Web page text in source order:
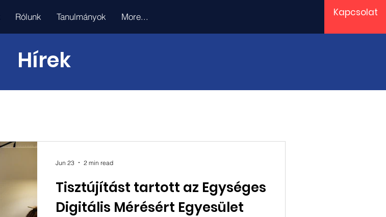
Rólunk Tanulmányok More... Kapcsolat
Hírek
Tisztújítást tartott az Egységes
Digitális Mérésért Egyesület
Jun 23 2 min read